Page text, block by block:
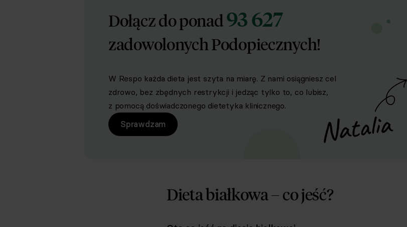
Dołącz do ponad93 627
zadowolonych Podopiecznych!
W Respo każda dieta jest szyta na miarę. Z nami osiągniesz cel
zdrowo, bez zbędnych restrykcji i jedząc tylko to, co lubisz,
z pomocą doświadczonego dietetyka klinicznego.
Sprawdzam
Dieta białkowa – co jeść?